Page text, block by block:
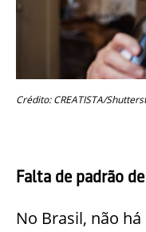
Crédito: CREATISTA/
Falta de padrão
No Brasil, não